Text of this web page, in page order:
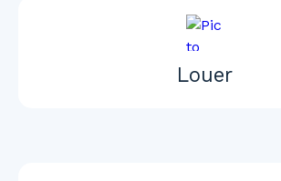
Louer